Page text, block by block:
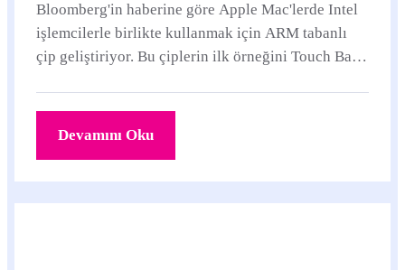
Bloomberg'in haberine göre Apple Mac'lerde Intel
işlemcilerle birlikte kullanmak için ARM tabanlı
çip geliştiriyor. Bu çiplerin ilk örneğini Touch Bar'a
Devamını Oku